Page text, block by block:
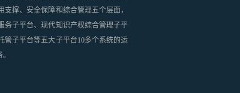
撑、安全保障和综合管理五个层面，
务子平台、现代知识产权综合管理子平
管子平台等五大子平台10多个系统的运